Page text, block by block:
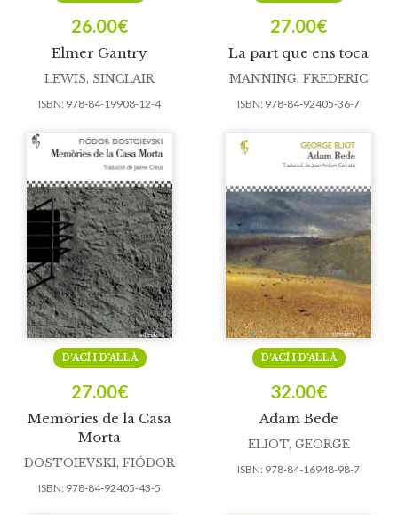
Elmer Gantry
26.00€
LEWIS, SINCLAIR
ISBN: 978-84-19908-12-4
La part que ens toca
27.00€
MANNING, FREDERIC
ISBN: 978-84-92405-36-7
Memòries de la Casa
Morta
D’ACÍ I D’ALLÀ
27.00€
DOSTOIEVSKI, FIÓDOR
ISBN: 978-84-92405-43-5
Adam Bede
D’ACÍ I D’ALLÀ
32.00€
ELIOT, GEORGE
ISBN: 978-84-16948-98-7